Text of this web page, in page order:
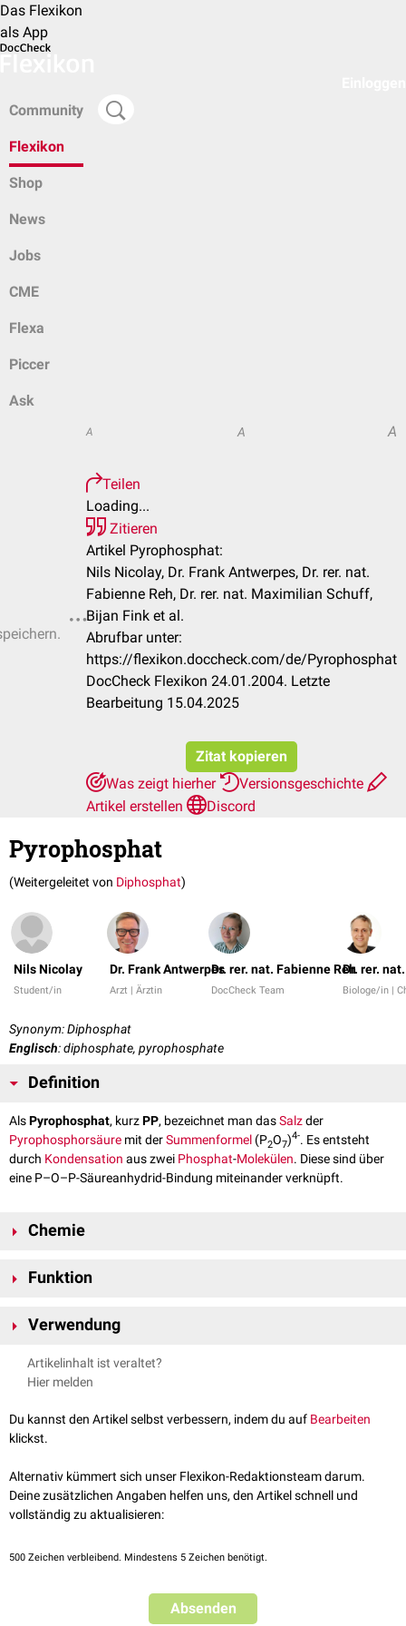
Das Flexikon
als App
Community
Flexikon
Shop
News
Jobs
CME
Flexa
Piccer
Ask
A A A
Teilen
Loading...
Zitieren
Artikel Pyrophosphat:
Nils Nicolay, Dr. Frank Antwerpes, Dr. rer. nat.
Fabienne Reh, Dr. rer. nat. Maximilian Schuff,
Bijan Fink et al.
Abrufbar unter:
https://flexikon.doccheck.com/de/Pyrophosphat
DocCheck Flexikon 24.01.2004. Letzte
Bearbeitung 15.04.2025
Zitat kopieren
Was zeigt hierher
Versionsgeschichte
Artikel erstellen
Discord
Pyrophosphat
(Weitergeleitet von Diphosphat)
Nils Nicolay
Student/in
Dr. Frank Antwerpes
Arzt | Ärztin
Dr. rer. nat. Fabienne Reh
DocCheck Team
Dr. rer.
Biologe/in |
Synonym: Diphosphat
Englisch: diphosphate, pyrophosphate
Definition
AlsPyrophosphat, kurzPP, bezeichnet man dasSalzder
Pyrophosphorsäure mit derSummenformel (P2O7)4-. Es entsteht
durch Kondensation aus zwei Phosphat-Molekülen. Diese sind über
eine P–O–P-Säureanhydrid-Bindung miteinander verknüpft.
Chemie
Funktion
beispielsweise imATP. Das Pyrophosphat spielt eine wichtige Rolle bei
Aminosäureaktivierung. Diehydrolytische
zu 2 Molekülen Phosphat erfolgt durch
Reaktion wird in derZelledie Regeneration von ATP und anderen
energiereichen Phosphatverbindungen aus Pyrophosphat ermöglicht.
Verwendung
In der Lebensmittelchemie wird Pyrophosphat als
und Backtriebmittel verwendet.
Artikelinhalt ist veraltet?
Hier melden
Du kannst den Artikel selbst verbessern, indem du auf Bearbeiten
klickst.
Alternativ kümmert sich unser Flexikon-Redaktionsteam darum.
Deine zusätzlichen Angaben helfen uns, den Artikel schnell und
vollständig zu aktualisieren:
500 Zeichen verbleibend. Mindestens 5 Zeichen benötigt.
Absenden